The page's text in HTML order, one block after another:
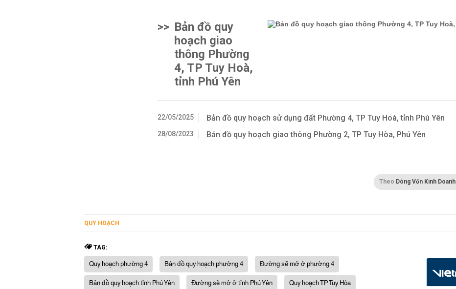
>> Bản đồ quy
hoạch giao
thông Phường
4, TP Tuy Hoà,
tỉnh Phú Yên
22/05/2025 Bản đồ quy hoạch sử dụng đất Phường 4, TP Tuy Hoà, tỉnh Phú Yên
28/08/2023 Bản đồ quy hoạch giao thông Phường 2, TP Tuy Hòa, Phú Yên
Theo Dòng Vốn Kinh Doanh
QUY HOẠCH
TAG:
Quy hoạch phường 4 Bản đồ quy hoạch phường 4
Đường sẽ mở ở phường 4
Bản đồ quy hoạch tỉnh Phú Yên
Đường sẽ mở ở tỉnh Phú Yên
Quy hoạch TP Tuy Hòa